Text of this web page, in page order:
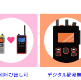
呼び出し可 デジタル簡易